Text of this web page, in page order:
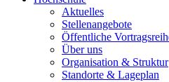
Aktuelles
Stellenangebote
Öffentliche
Über uns
Organisation & Struktur
Standorte & Lageplan